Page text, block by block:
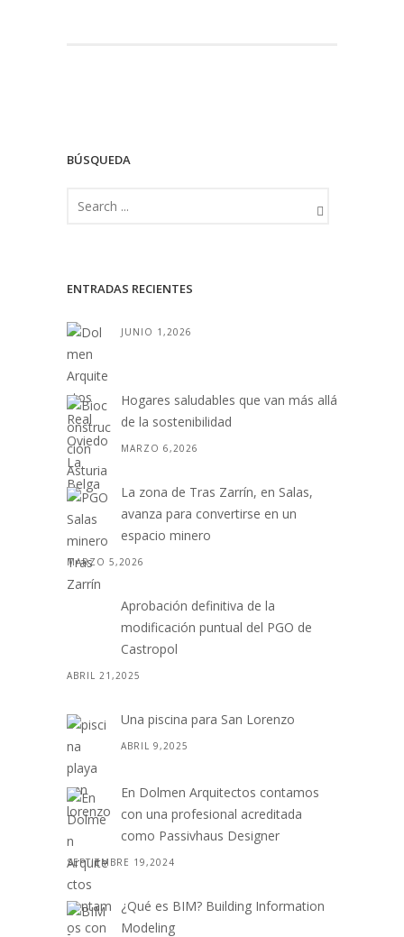
BÚSQUEDA
ENTRADAS RECIENTES
JUNIO 1,2026
Hogares saludables que van más allá
de la sostenibilidad
MARZO 6,2026
La zona de Tras Zarrín, en Salas,
avanza para convertirse en un
espacio minero
MARZO 5,2026
Aprobación definitiva de la
modificación puntual del PGO de
Castropol
ABRIL 21,2025
Una piscina para San Lorenzo
ABRIL 9,2025
En Dolmen Arquitectos contamos
con una profesional acreditada
como Passivhaus Designer
SEPTIEMBRE 19,2024
¿Qué es BIM? Building Information
Modeling